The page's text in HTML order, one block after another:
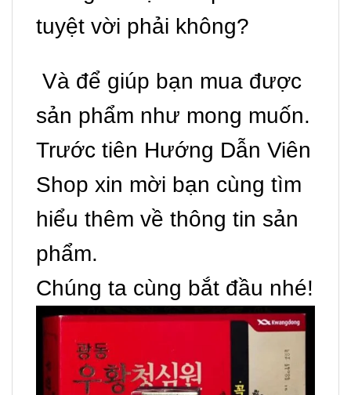
tuyệt vời phải không?
Và để giúp bạn mua được
sản phẩm như mong muốn.
Trước tiên Hướng Dẫn Viên
Shop xin mời bạn cùng tìm
hiểu thêm về thông tin sản
phẩm.
Chúng ta cùng bắt đầu nhé!